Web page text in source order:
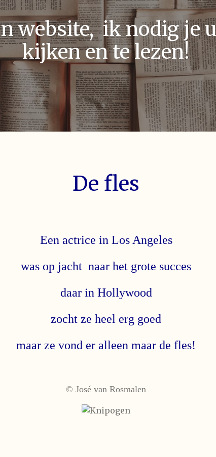
website, ik nodig je
kijken en te lezen!
De fles
Een actrice in Los Angeles
was op jacht naar het grote succes
daar in Hollywood
zocht ze heel erg goed
maar ze vond er alleen maar de fles!
© José van Rosmalen